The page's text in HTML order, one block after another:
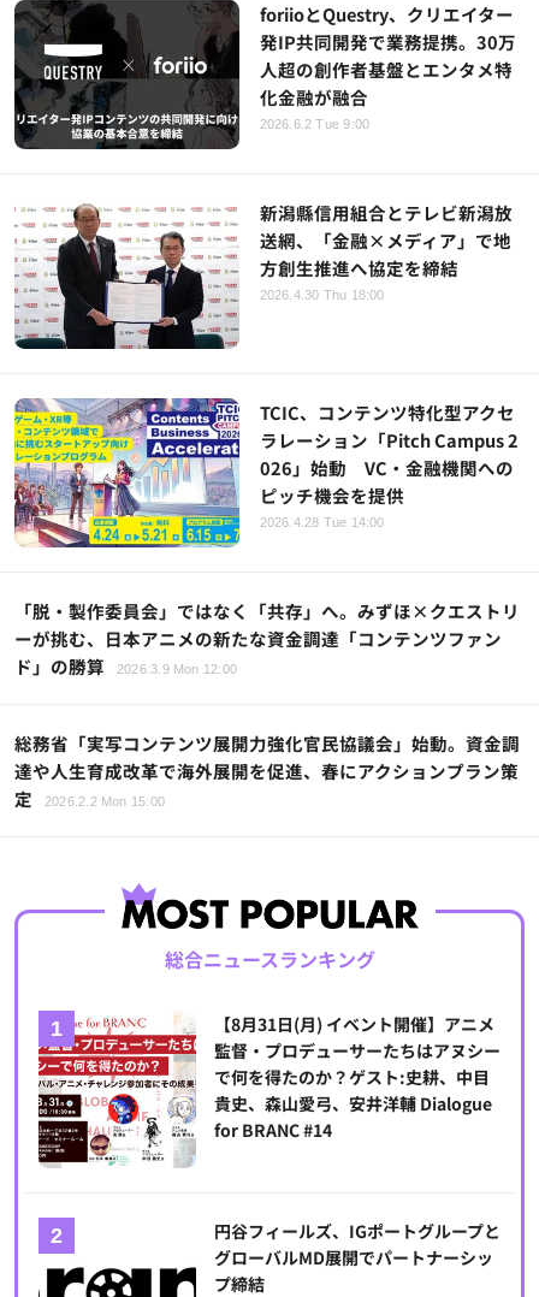
foriioとQuestry、クリエイター
発IP共同開発で業務提携。30万
人超の創作者基盤とエンタメ特
化金融が融合
2026.6.2 Tue 9:00
新潟縣信用組合とテレビ新潟放
送網、「金融×メディア」で地
方創生推進へ協定を締結
2026.4.30 Thu 18:00
TCIC、コンテンツ特化型アクセ
ラレーション「Pitch Campus 2
026」始動 VC・金融機関への
ピッチ機会を提供
2026.4.28 Tue 14:00
「脱・製作委員会」ではなく「共存」へ。みずほ×クエストリ
ーが挑む、日本アニメの新たな資金調達「コンテンツファン
ド」の勝算
2026.3.9 Mon 12:00
総務省「実写コンテンツ展開力強化官民協議会」始動。資金調
達や人生育成改革で海外展開を促進、春にアクションプラン策
定
2026.2.2 Mon 15:00
総合ニュースランキング
【8月31日(月) イベント開催】アニメ
監督・プロデューサーたちはアヌシー
で何を得たのか？ゲスト:史耕、中目
貴史、森山愛弓、安井洋輔 Dialogue
for BRANC #14
円谷フィールズ、IGポートグループと
グローバルMD展開でパートナーシッ
プ締結